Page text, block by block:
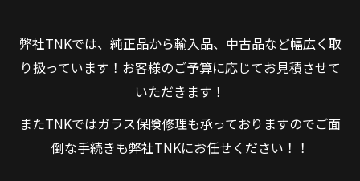
弊社TNKでは、純正品から輸入品、中古品など幅広く取
り扱っています！お客様のご予算に応じてお見積させて
いただきます！
またTNKではガラス保険修理も承っておりますのでご面
倒な手続きも弊社TNKにお任せください！！